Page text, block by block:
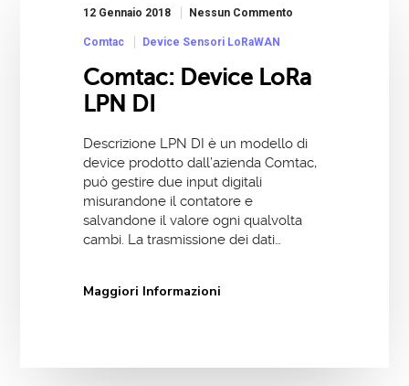
12 Gennaio 2018 Nessun Commento
Comtac Device Sensori LoRaWAN
Comtac: Device LoRa
LPN DI
Descrizione LPN DI è un modello di
device prodotto dall’azienda Comtac,
può gestire due input digitali
misurandone il contatore e
salvandone il valore ogni qualvolta
cambi. La trasmissione dei dati…
Maggiori Informazioni